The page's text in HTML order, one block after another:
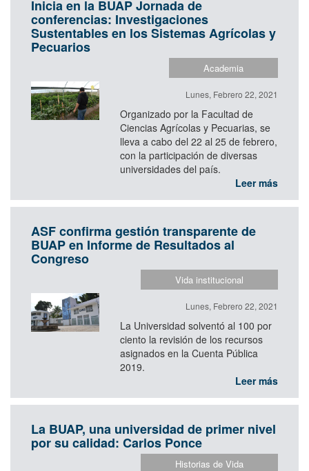
Inicia en la BUAP Jornada de
conferencias: Investigaciones
Sustentables en los Sistemas Agrícolas y
Pecuarios
Academia
Lunes, Febrero 22, 2021
Organizado por la Facultad de
Ciencias Agrícolas y Pecuarias, se
lleva a cabo del 22 al 25 de febrero,
con la participación de diversas
universidades del país.
Leer más
ASF confirma gestión transparente de
BUAP en Informe de Resultados al
Congreso
Vida institucional
Lunes, Febrero 22, 2021
La Universidad solventó al 100 por
ciento la revisión de los recursos
asignados en la Cuenta Pública
2019.
Leer más
La BUAP, una universidad de primer nivel
por su calidad: Carlos Ponce
Historias de Vida